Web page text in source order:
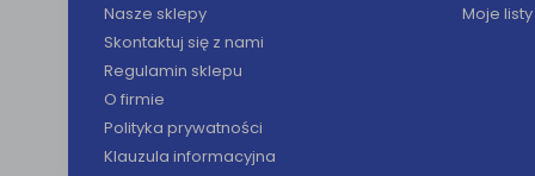
Nasze sklepy
Skontaktuj się z nami
Regulamin sklepu
O firmie
Polityka prywatności
Klauzula informacyjna
Moje